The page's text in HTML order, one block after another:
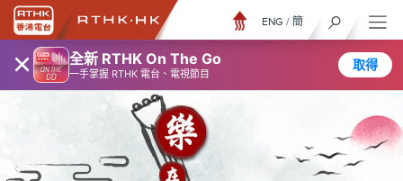
× 全新 RTHK On The Go
一手掌握 RTHK 電台、電視節目
取得
ENG / 簡